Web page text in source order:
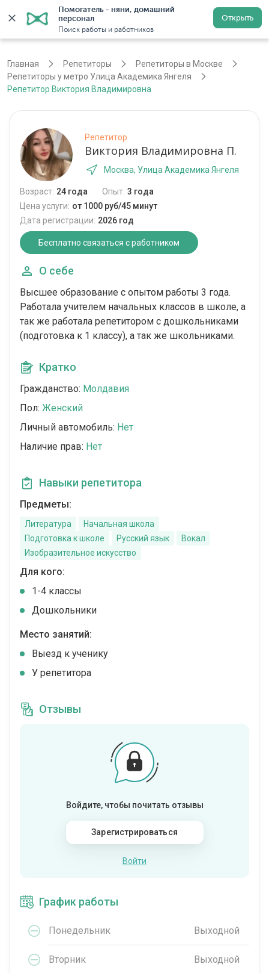
Помогатель - няни, домашний
персонал
Поиск работы и работников
Открыть
Регистрация
Главная Репетиторы
Репетиторы в Москве
Репетиторы у метро Улица Академика Янгеля
Репетитор Виктория Владимировна
Репетитор
Виктория Владимировна П.
Москва, Улица Академика Янгеля
Возраст: 24 года Опыт: 3 года
Цена услуги: от 1000 руб/45 минут
Дата регистрации: 2026 год
Бесплатно связаться с работником
О себе
Высшее образование с опытом работы 3 года.
Работала учителем начальных классов в школе, а
так же работала репетитором с дошкольниками
(подготовка к 1 классу), а так же школьниками.
Кратко
Гражданство: Молдавия
Пол: Женский
Личный автомобиль: Нет
Наличие прав: Нет
Навыки репетитора
Предметы:
Литература
Начальная школа
Подготовка к школе
Русский язык
Вокал
Изобразительное искусство
Для кого:
1-4 классы
Дошкольники
Место занятий:
Выезд к ученику
У репетитора
Отзывы
Войдите, чтобы почитать отзывы
Зарегистрироваться
Войти
График работы
Понедельник Выходной
Вторник Выходной